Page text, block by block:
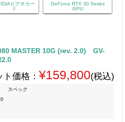
ビデオカー
ド
GeForce RTX 30 Series
GPU
MASTER 10G (rev. 2.0) GV-
ト価格： ¥159,800(税込)
スペック